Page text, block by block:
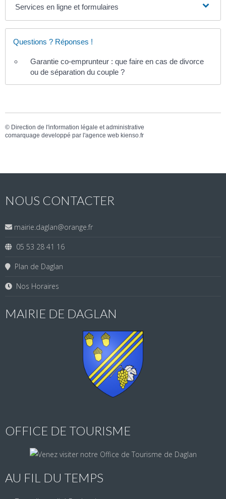
Services en ligne et formulaires
Questions ? Réponses !
Garantie co-emprunteur : que faire en cas de divorce
ou de séparation du couple ?
© Direction de l'information légale et administrative
comarquage developpé par l'agence web kienso.fr
NOUS CONTACTER
mairie.daglan@orange.fr
05 53 28 41 16
Plan de Daglan
Nos Horaires
MAIRIE DE DAGLAN
OFFICE DE TOURISME
AU FIL DU TEMPS